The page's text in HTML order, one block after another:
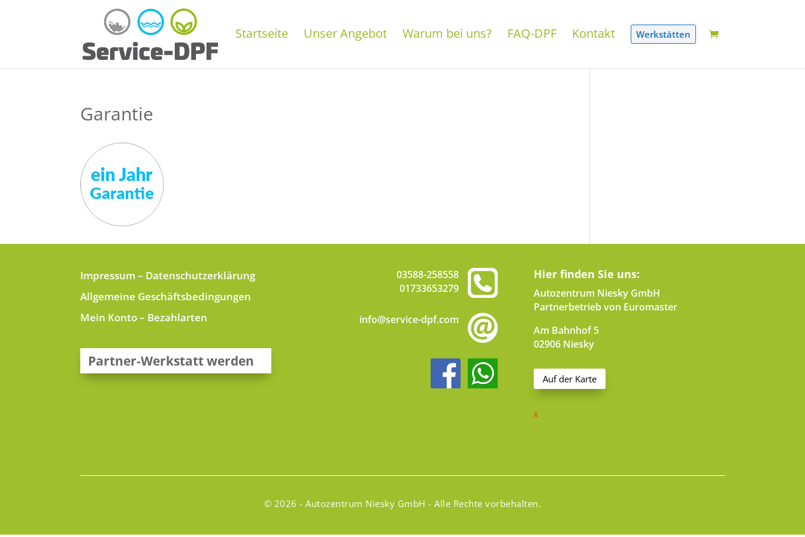
Startseite Unser Angebot Warum bei uns? FAQ-DPF Kontakt Werkstätten
Garantie
Impressum – Datenschutzerklärung
Allgemeine Geschäftsbedingungen
Mein Konto– Bezahlarten
Partner-Werkstatt werden
03588-258558
01733653279
info@service-dpf.com
Hier finden Sie uns:
Autozentrum Niesky GmbH
Partnerbetrieb von Euromaster
Am Bahnhof 5
02906 Niesky
Auf der Karte
x
© 2026 - Autozentrum Niesky GmbH - Alle Rechte vorbehalten.